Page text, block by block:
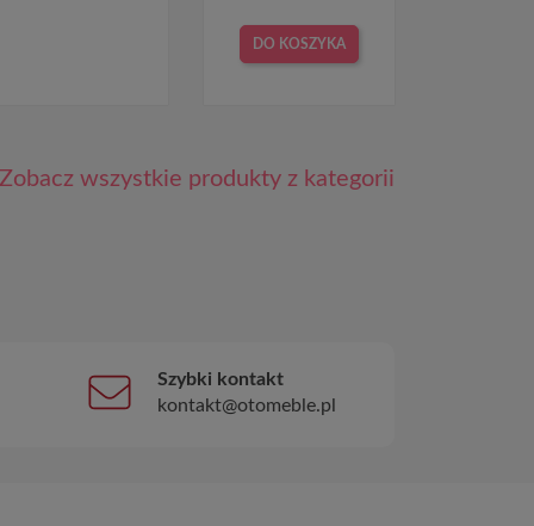
DO KOSZYKA
Zobacz wszystkie produkty z kategorii
Szybki kontakt
kontakt@otomeble.pl